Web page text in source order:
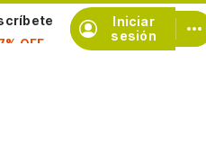
Iniciar
sesión